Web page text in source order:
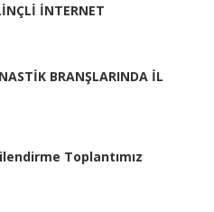
İNTERNET
BRANŞLARINDA İL
Toplantımız